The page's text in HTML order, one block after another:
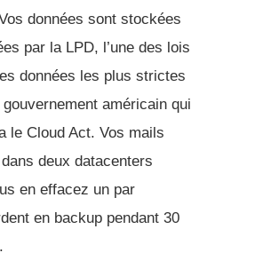
données sont stockées
par la LPD, l’une des lois
données les plus strictes
américain qui
le Cloud Act. Vos mails
deux datacenters
en effacez un par
en backup pendant 30